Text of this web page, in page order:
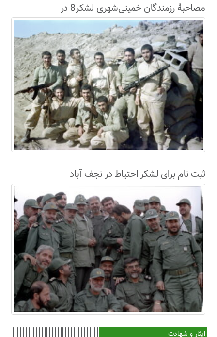
مصاحبۀ رزمندگان خمینی‌شهری لشکر8 در
سال63+فیلم
ثبت نام برای لشکر احتیاط در نجف آباد
ایثار و شهادت